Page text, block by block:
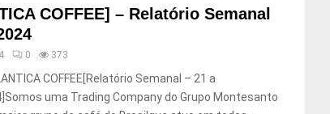
COFFEE] – Relatório Semanal
0 373
COFFEE[Relatório Semanal – 21 a
uma Trading Company do Grupo Montesanto